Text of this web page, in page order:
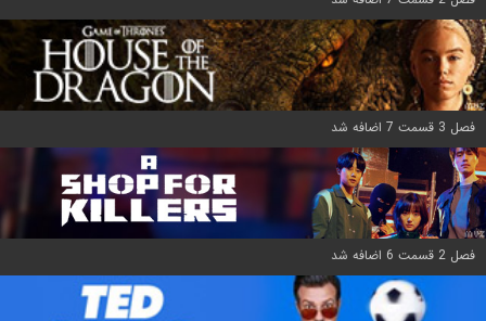
فصل 3 قسمت 7 اضافه شد
فصل 2 قسمت 6 اضافه شد